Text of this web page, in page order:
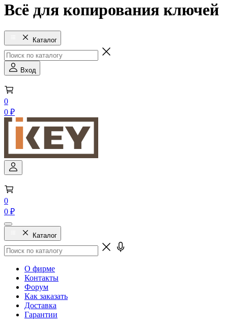
Всё для копирования ключей
Каталог
Вход
0
0 ₽
0
0 ₽
Каталог
О фирме
Контакты
Форум
Как заказать
Доставка
Гарантии